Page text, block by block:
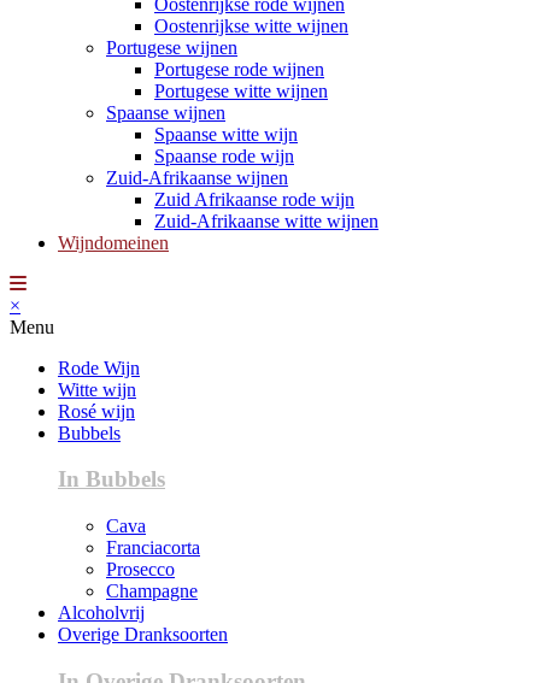
Oostenrijkse witte wijnen
Portugese wijnen
Portugese rode wijnen
Portugese witte wijnen
Spaanse wijnen
Spaanse witte wijn
Spaanse rode wijn
Zuid-Afrikaanse wijnen
Zuid Afrikaanse rode wijn
Zuid-Afrikaanse witte wijnen
Wijndomeinen
×
Menu
Rode Wijn
Witte wijn
Rosé wijn
Bubbels
In Bubbels
Cava
Franciacorta
Prosecco
Champagne
Alcoholvrij
Overige Dranksoorten